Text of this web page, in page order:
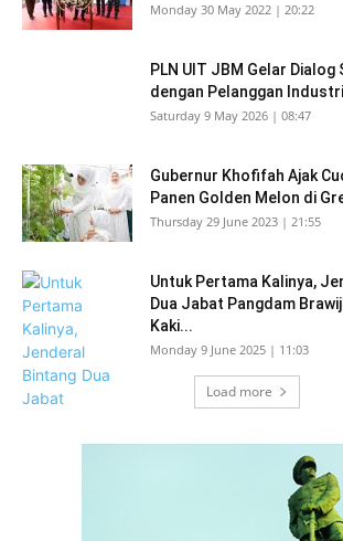
Monday 30 May 2022 | 20:22
PLN UIT JBM Gelar
dengan Pelanggan
Saturday 9 May 2026 | 08:47
Gubernur Khofifah Ajak
Panen Golden Melon di
Thursday 29 June 2023 | 21:55
Untuk Pertama Kalinya,
Dua Jabat Pangdam
Kaki...
Monday 9 June 2025 | 11:03
Load more